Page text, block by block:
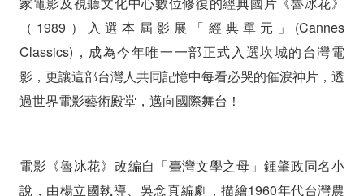
修
復
版
《魯
冰
花》
（1989）入選本屆影展「經典單元」(Cannes
Classics)，成為今年唯一一部正式入選坎城的台灣電
影，更讓這部台灣人共同記憶中每看必哭的催淚神片，透
過世界電影藝術殿堂，邁向國際舞台！
電影《魯冰花》改編自「臺灣文學之母」鍾肇政同名小
說，由楊立國執導、吳念真編劇，描繪1960年代台灣農